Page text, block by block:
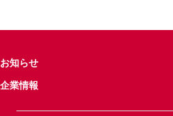
お知らせ
企業情報